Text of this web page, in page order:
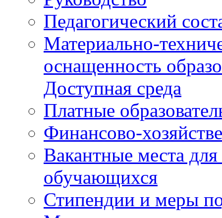
Педагогический
Материально-
оснащенность
Доступная среда
Платные
Финансово-
Вакантные места
обучающихся
Стипендии и меры